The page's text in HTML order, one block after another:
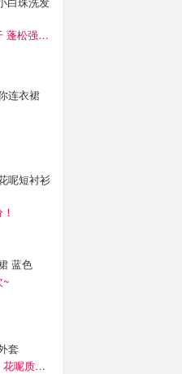
补货速抢！清爽不干 蓬松强韧秀发
连衣裙
呢短衬衫
蓝色
~
套
金属亮片点缀吸睛，花呢质感高级又显贵